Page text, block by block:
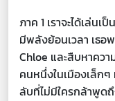
ภาค 1 เราจะได้เล่น
มีพลังย้อนเวลา เธ
Chloe และสืบหาคว
คนหนึ่งในเมืองเล็ก
ลับที่ไม่มีใครกล้าพูด